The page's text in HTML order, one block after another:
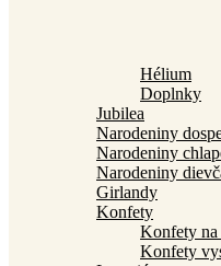
Hélium
Doplnky
Jubilea
Narodeniny
Narodeniny
Narodeniny
Girlandy
Konfety
Konfety na
Konfety